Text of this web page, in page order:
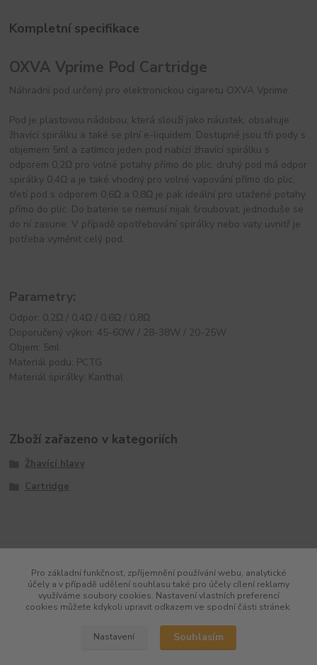
Kompletní specifikace
OXVA Vprime Pod Cartridge
Náhradní pod určený pro elektronickou cigaretu OXVA Vprime.
Pod je plastovou nádobou, která slouží jako náustek, obsahuje
žhavící spirálku a také se plní e-liquidem. Dostupné jsou tři pody s
objemem 5ml a zatímco jeden pod nabízí žhavící spirálku s
odporem 0,2Ω pro volné potahy přímo do plic, druhý pod má odpor
spirálky 0,4Ω a je také vhodný pro volné vapování přímo do plic,
třetí pod s odporem 0,6Ω a 0,8Ω je pak ideální pro utažené potahy
přímo do plic. Do baterie se nemusí nijak šroubovat, jednoduše se
do ní zasune. V případě opotřebování spirálky nebo vaty uvnitř je
potřeba vyměnit celý pod.
Parametry:
Odpor: 0,2Ω / 0,4Ω / 0,6Ω / 0,8Ω
Doporučený výkon: 45-60W / 28-38W / 20-25W
Objem: 5ml
Materiál podu: PCTG
Materiál spirálky: Kanthal
Zboží zařazeno v kategoriích
Žhavící hlavy
Cartridge
Pro základní funkčnost, zpříjemnění používání webu, analytické
účely a v případě udělení souhlasu také pro účely cílení reklamy
využíváme soubory cookies. Nastavení vlastních preferencí
cookies můžete kdykoli upravit odkazem ve spodní části stránek.
Nastavení Souhlasím